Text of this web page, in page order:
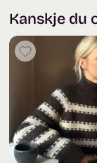
Kanskje du